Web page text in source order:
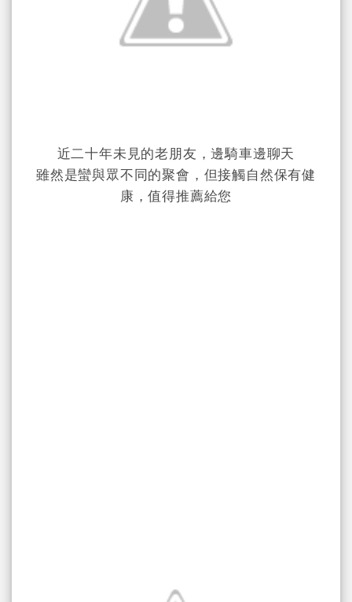
近二十年未見的老朋友，邊騎車邊聊天
雖然是蠻與眾不同的聚會，但接觸自然保有健
康，值得推薦給您